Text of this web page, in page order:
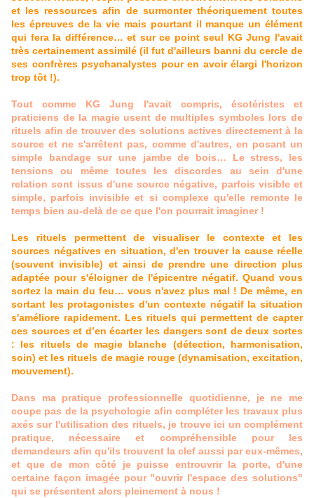
et les ressources afin de surmonter théoriquement toutes
les épreuves de la vie mais pourtant il manque un élément
qui fera la différence… et sur ce point seul KG Jung l'avait
très certainement assimilé (il fut d'ailleurs banni du cercle de
ses confrères psychanalystes pour en avoir élargi l'horizon
trop tôt !).
Tout comme KG Jung l'avait compris, ésotéristes et
praticiens de la magie usent de multiples symboles lors de
rituels afin de trouver des solutions actives directement à la
source et ne s'arrêtent pas, comme d'autres, en posant un
simple bandage sur une jambe de bois… Le stress, les
tensions ou même toutes les discordes au sein d'une
relation sont issus d'une source négative, parfois visible et
simple, parfois invisible et si complexe qu'elle remonte le
temps bien au-delà de ce que l'on pourrait imaginer !
Les rituels permettent de visualiser le contexte et les
sources négatives en situation, d'en trouver la cause réelle
(souvent invisible) et ainsi de prendre une direction plus
adaptée pour s'éloigner de l'épicentre négatif. Quand vous
sortez la main du feu… vous n'avez plus mal ! De même, en
sortant les protagonistes d'un contexte négatif la situation
s'améliore rapidement. Les rituels qui permettent de capter
ces sources et d’en écarter les dangers sont de deux sortes
: les rituels de magie blanche (détection, harmonisation,
soin) et les rituels de magie rouge (dynamisation, excitation,
mouvement).
Dans ma pratique professionnelle quotidienne, je ne me
coupe pas de la psychologie afin compléter les travaux plus
axés sur l'utilisation des rituels, je trouve ici un complément
pratique, nécessaire et compréhensible pour les
demandeurs afin qu'ils trouvent la clef aussi par eux-mêmes,
et que de mon côté je puisse entrouvrir la porte, d'une
certaine façon imagée pour "ouvrir l'espace des solutions"
qui se présentent alors pleinement à nous !